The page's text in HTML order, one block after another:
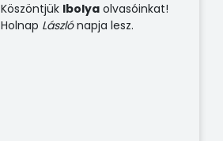
Köszöntjük Ibolya olvasóinkat!
Holnap Lászlónapja lesz.